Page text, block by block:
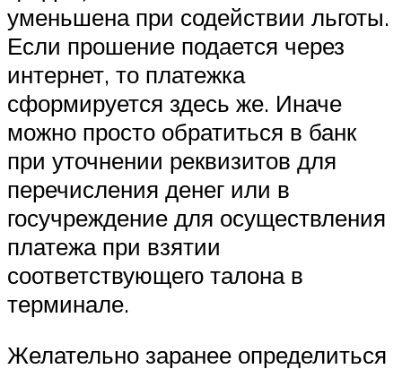
уменьшена при содействии льготы.
Если прошение подается через
интернет, то платежка
сформируется здесь же. Иначе
можно просто обратиться в банк
при уточнении реквизитов для
перечисления денег или в
госучреждение для осуществления
платежа при взятии
соответствующего талона в
терминале.
Желательно заранее определиться